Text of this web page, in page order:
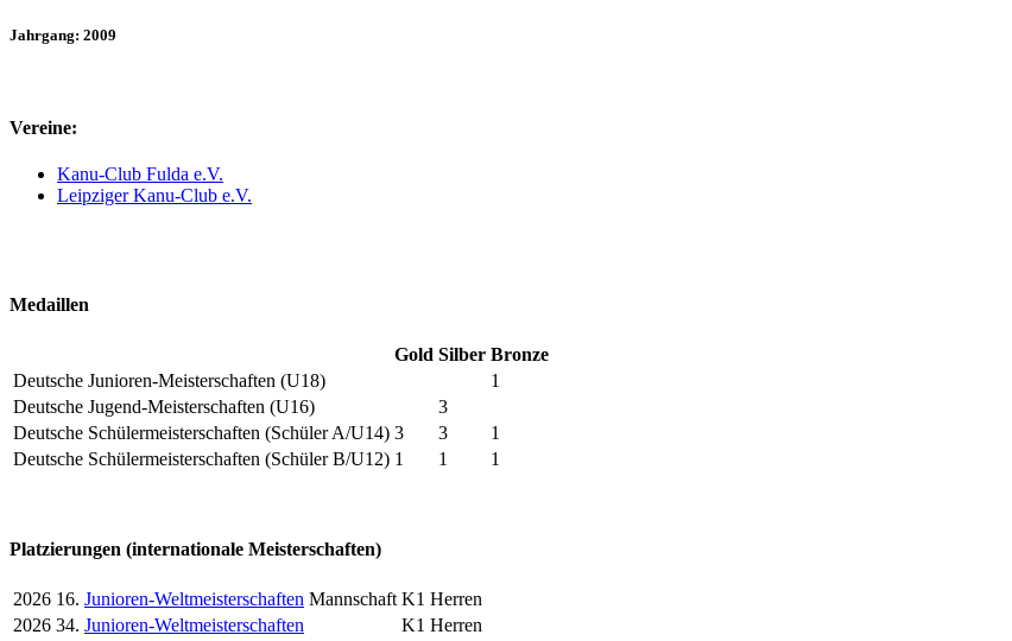
Jahrgang: 2009
Vereine:
Kanu-Club Fulda e.V.
Leipziger Kanu-Club e.V.
Medaillen
Gold Silber Bronze
Deutsche Junioren-Meisterschaften (U18)
1
Deutsche Jugend-Meisterschaften (U16)
3
Deutsche Schülermeisterschaften (Schüler A/U14) 3 3
1
Deutsche Schülermeisterschaften (Schüler B/U12) 1 1 1
Platzierungen (internationale Meisterschaften)
2026 16. Junioren-Weltmeisterschaften Mannschaft K1 Herren
2026 34. Junioren-Weltmeisterschaften K1 Herren